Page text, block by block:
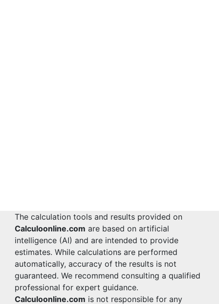
The calculation tools and results provided on
Calculoonline.com are based on artificial
intelligence (AI) and are intended to provide
estimates. While calculations are performed
automatically, accuracy of the results is not
guaranteed. We recommend consulting a qualified
professional for expert guidance.
Calculoonline.com is not responsible for any